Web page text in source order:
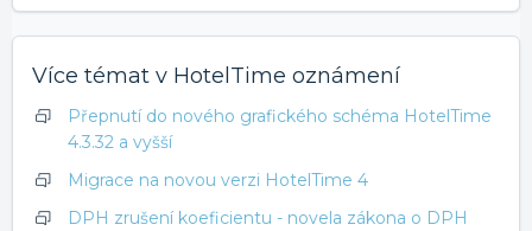
Více témat v HotelTime oznámení
Přepnutí do nového grafického schéma HotelTime
4.3.32 a vyšší
Migrace na novou verzi HotelTime 4
DPH zrušení koeficientu - novela zákona o DPH